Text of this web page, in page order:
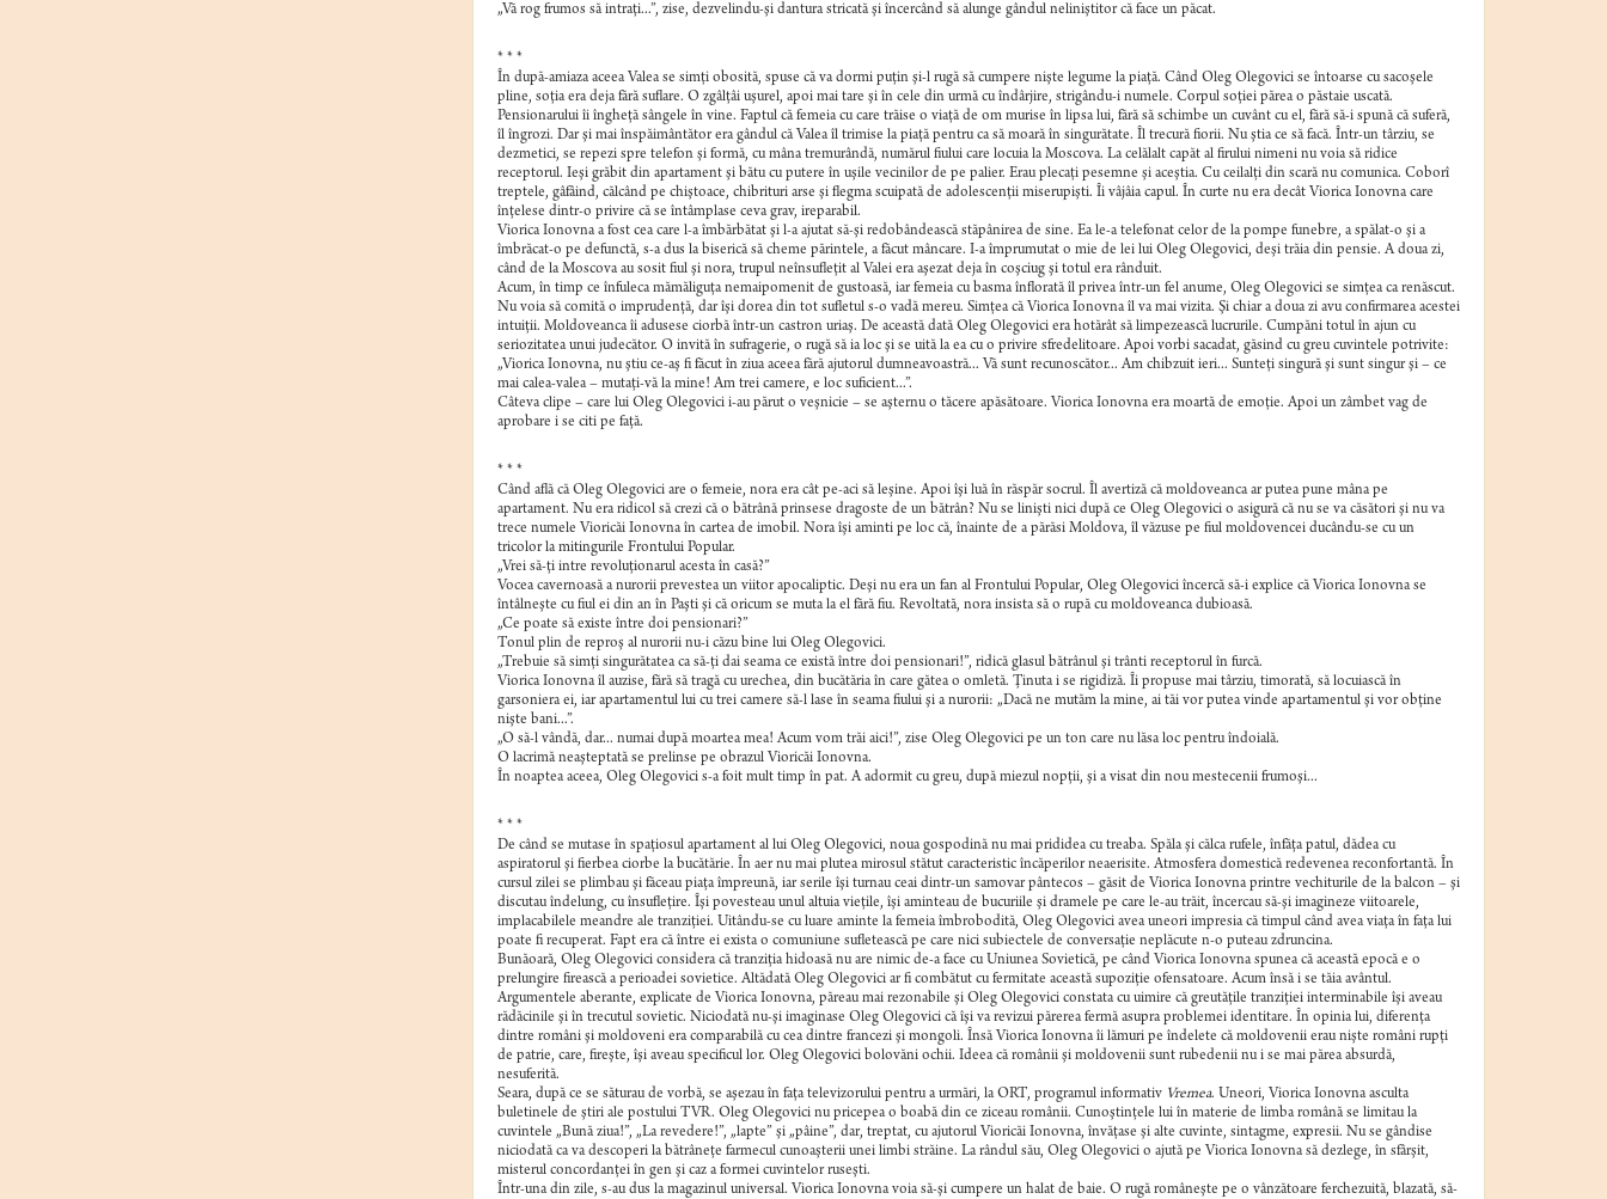
„Vă rog frumos să intraţi...”, zise, dezvelindu-şi dantura stricată şi încercând să alunge gândul neliniştitor că face un păcat.
* * *
În după-amiaza aceea Valea se simţi obosită, spuse că va dormi puţin şi-l rugă să cumpere nişte legume la piaţă. Când Oleg Olegovici se întoarse cu sacoşele
pline, soţia era deja fără suflare. O zgâlţâi uşurel, apoi mai tare şi în cele din urmă cu îndârjire, strigându-i numele. Corpul soţiei părea o păstaie uscată.
Pensionarului îi îngheţă sângele în vine. Faptul că femeia cu care trăise o viaţă de om murise în lipsa lui, fără să schimbe un cuvânt cu el, fără să-i spună că suferă,
îl îngrozi. Dar şi mai înspăimântător era gândul că Valea îl trimise la piaţă pentru ca să moară în singurătate. Îl trecură fiorii. Nu ştia ce să facă. Într-un târziu, se
dezmetici, se repezi spre telefon şi formă, cu mâna tremurândă, numărul fiului care locuia la Moscova. La celălalt capăt al firului nimeni nu voia să ridice
receptorul. Ieşi grăbit din apartament şi bătu cu putere în uşile vecinilor de pe palier. Erau plecaţi pesemne şi aceştia. Cu ceilalţi din scară nu comunica. Coborî
treptele, gâfâind, călcând pe chiştoace, chibrituri arse şi flegma scuipată de adolescenţii miserupişti. Îi vâjâia capul. În curte nu era decât Viorica Ionovna care
înţelese dintr-o privire că se întâmplase ceva grav, ireparabil.
Viorica Ionovna a fost cea care l-a îmbărbătat şi l-a ajutat să-şi redobândească stăpânirea de sine. Ea le-a telefonat celor de la pompe funebre, a spălat-o şi a
îmbrăcat-o pe defunctă, s-a dus la biserică să cheme părintele, a făcut mâncare. I-a împrumutat o mie de lei lui Oleg Olegovici, deşi trăia din pensie. A doua zi,
când de la Moscova au sosit fiul şi nora, trupul neînsufleţit al Valei era aşezat deja în coşciug şi totul era rânduit.
Acum, în timp ce înfuleca mămăliguţa nemaipomenit de gustoasă, iar femeia cu basma înflorată îl privea într-un fel anume, Oleg Olegovici se simţea ca renăscut.
Nu voia să comită o imprudenţă, dar îşi dorea din tot sufletul s-o vadă mereu. Simţea că Viorica Ionovna îl va mai vizita. Şi chiar a doua zi avu confirmarea acestei
intuiţii. Moldoveanca îi adusese ciorbă într-un castron uriaş. De această dată Oleg Olegovici era hotărât să limpezească lucrurile. Cumpăni totul în ajun cu
seriozitatea unui judecător. O invită în sufragerie, o rugă să ia loc şi se uită la ea cu o privire sfredelitoare. Apoi vorbi sacadat, găsind cu greu cuvintele potrivite:
„Viorica Ionovna, nu ştiu ce-aş fi făcut în ziua aceea fără ajutorul dumneavoastră... Vă sunt recunoscător... Am chibzuit ieri... Sunteţi singură şi sunt singur şi – ce
mai calea-valea – mutaţi-vă la mine! Am trei camere, e loc suficient...”.
Câteva clipe – care lui Oleg Olegovici i-au părut o veşnicie – se aşternu o tăcere apăsătoare. Viorica Ionovna era moartă de emoţie. Apoi un zâmbet vag de
aprobare i se citi pe faţă.
* * *
Când află că Oleg Olegovici are o femeie, nora era cât pe-aci să leşine. Apoi îşi luă în răspăr socrul. Îl avertiză că moldoveanca ar putea pune mâna pe
apartament. Nu era ridicol să crezi că o bătrână prinsese dragoste de un bătrân? Nu se linişti nici după ce Oleg Olegovici o asigură că nu se va căsători şi nu va
trece numele Vioricăi Ionovna în cartea de imobil. Nora îşi aminti pe loc că, înainte de a părăsi Moldova, îl văzuse pe fiul moldovencei ducându-se cu un
tricolor la mitingurile Frontului Popular.
„Vrei să-ţi intre revoluţionarul acesta în casă?”
Vocea cavernoasă a nurorii prevestea un viitor apocaliptic. Deşi nu era un fan al Frontului Popular, Oleg Olegovici încercă să-i explice că Viorica Ionovna se
întâlneşte cu fiul ei din an în Paşti şi că oricum se muta la el fără fiu. Revoltată, nora insista să o rupă cu moldoveanca dubioasă.
„Ce poate să existe între doi pensionari?”
Tonul plin de reproş al nurorii nu-i căzu bine lui Oleg Olegovici.
„Trebuie să simţi singurătatea ca să-ţi dai seama ce există între doi pensionari!”, ridică glasul bătrânul şi trânti receptorul în furcă.
Viorica Ionovna îl auzise, fără să tragă cu urechea, din bucătăria în care gătea o omletă. Ţinuta i se rigidiză. Îi propuse mai târziu, timorată, să locuiască în
garsoniera ei, iar apartamentul lui cu trei camere să-l lase în seama fiului şi a nurorii: „Dacă ne mutăm la mine, ai tăi vor putea vinde apartamentul şi vor obţine
nişte bani...”.
„O să-l vândă, dar... numai după moartea mea! Acum vom trăi aici!”, zise Oleg Olegovici pe un ton care nu lăsa loc pentru îndoială.
O lacrimă neaşteptată se prelinse pe obrazul Vioricăi Ionovna.
În noaptea aceea, Oleg Olegovici s-a foit mult timp în pat. A adormit cu greu, după miezul nopţii, şi a visat din nou mestecenii frumoşi...
* * *
De când se mutase în spaţiosul apartament al lui Oleg Olegovici, noua gospodină nu mai prididea cu treaba. Spăla şi călca rufele, înfăţa patul, dădea cu
aspiratorul şi fierbea ciorbe la bucătărie. În aer nu mai plutea mirosul stătut caracteristic încăperilor neaerisite. Atmosfera domestică redevenea reconfortantă. În
cursul zilei se plimbau şi făceau piaţa împreună, iar serile îşi turnau ceai dintr-un samovar pântecos – găsit de Viorica Ionovna printre vechiturile de la balcon – şi
discutau îndelung, cu însufleţire. Îşi povesteau unul altuia vieţile, îşi aminteau de bucuriile şi dramele pe care le-au trăit, încercau să-şi imagineze viitoarele,
implacabilele meandre ale tranziţiei. Uitându-se cu luare aminte la femeia îmbrobodită, Oleg Olegovici avea uneori impresia că timpul când avea viaţa în faţa lui
poate fi recuperat. Fapt era că între ei exista o comuniune sufletească pe care nici subiectele de conversaţie neplăcute n-o puteau zdruncina.
Bunăoară, Oleg Olegovici considera că tranziţia hidoasă nu are nimic de-a face cu Uniunea Sovietică, pe când Viorica Ionovna spunea că această epocă e o
prelungire firească a perioadei sovietice. Altădată Oleg Olegovici ar fi combătut cu fermitate această supoziţie ofensatoare. Acum însă i se tăia avântul.
Argumentele aberante, explicate de Viorica Ionovna, păreau mai rezonabile şi Oleg Olegovici constata cu uimire că greutăţile tranziţiei interminabile îşi aveau
rădăcinile şi în trecutul sovietic. Niciodată nu-şi imaginase Oleg Olegovici că îşi va revizui părerea fermă asupra problemei identitare. În opinia lui, diferenţa
dintre români şi moldoveni era comparabilă cu cea dintre francezi şi mongoli. Însă Viorica Ionovna îi lămuri pe îndelete că moldovenii erau nişte români rupţi
de patrie, care, fireşte, îşi aveau specificul lor. Oleg Olegovici bolovăni ochii. Ideea că românii şi moldovenii sunt rubedenii nu i se mai părea absurdă,
nesuferită.
Seara, după ce se săturau de vorbă, se aşezau în faţa televizorului pentru a urmări, la ORT, programul informativ Vremea. Uneori, Viorica Ionovna asculta
buletinele de ştiri ale postului TVR. Oleg Olegovici nu pricepea o boabă din ce ziceau românii. Cunoştinţele lui în materie de limba română se limitau la
cuvintele „Bună ziua!”, „La revedere!”, „lapte” şi „pâine”, dar, treptat, cu ajutorul Vioricăi Ionovna, învăţase şi alte cuvinte, sintagme, expresii. Nu se gândise
niciodată ca va descoperi la bătrâneţe farmecul cunoaşterii unei limbi străine. La rândul său, Oleg Olegovici o ajută pe Viorica Ionovna să dezlege, în sfârşit,
misterul concordanţei în gen şi caz a formei cuvintelor ruseşti.
Într-una din zile, s-au dus la magazinul universal. Viorica Ionovna voia să-şi cumpere un halat de baie. O rugă româneşte pe o vânzătoare ferchezuită, blazată, să-